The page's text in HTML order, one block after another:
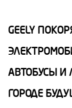
GEELY
АВТОБУСЫ И
ГОРОДЕ